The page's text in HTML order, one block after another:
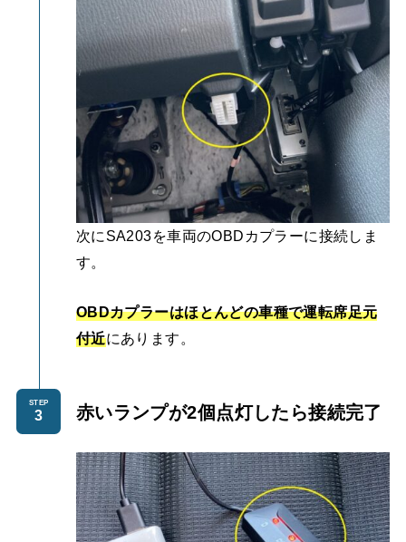
次にSA203を車両のOBDカプラーに接続しま
す。
OBDカプラーはほとんどの車種で運転席足元
付近にあります。
STEP 赤いランプが2個点灯したら接続完了